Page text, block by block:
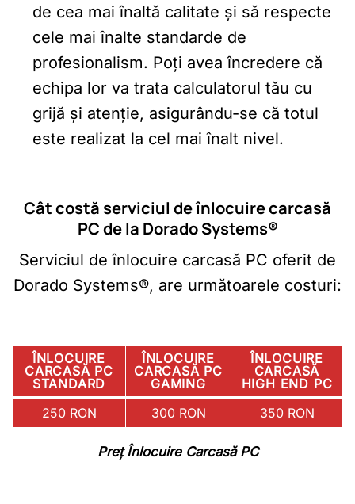
de cea mai înaltă calitate și să respecte
cele mai înalte standarde de
profesionalism. Poți avea încredere că
echipa lor va trata calculatorul tău cu
grijă și atenție, asigurându-se că totul
este realizat la cel mai înalt nivel.
Cât costă serviciul de înlocuire carcasă
PC de la Dorado Systems®
Serviciul de înlocuire carcasă PC oferit de
Dorado Systems®, are următoarele costuri:
ÎNLOCUIRE
CARCASĂ PC
STANDARD
ÎNLOCUIRE
CARCASĂ PC
GAMING
ÎNLOCUIRE
CARCASĂ
HIGH END PC
250 RON
300 RON 350 RON
Preț Înlocuire Carcasă PC